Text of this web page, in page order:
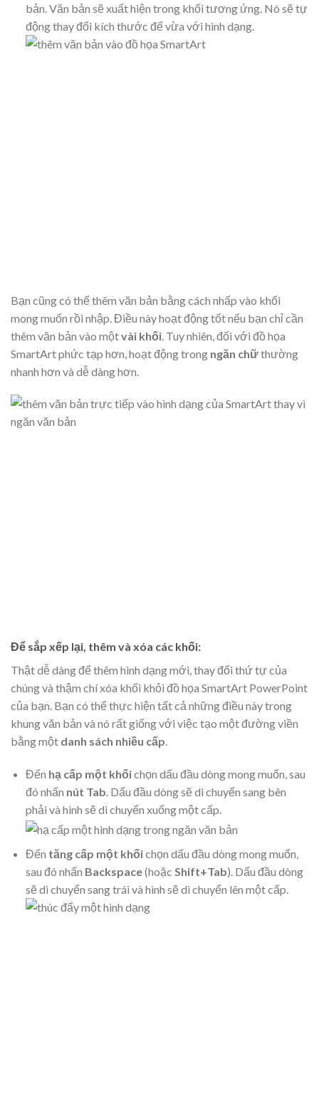
bản. Văn bản sẽ xuất hiện trong khối tương ứng. Nó sẽ tự
động thay đổi kích thước để vừa với hình dạng.
Bạn cũng có thể thêm văn bản bằng cách nhấp vào khối
mong muốn rồi nhập. Điều này hoạt động tốt nếu bạn chỉ cần
thêm văn bản vào mộtvài khối . Tuy nhiên, đối với đồ họa
SmartArt phức tạp hơn, hoạt động trong ngăn chữthường
nhanh hơn và dễ dàng hơn.
Để sắp xếp lại, thêm và xóa các khối:
Thật dễ dàng để thêm hình dạng mới, thay đổi thứ tự của
chúng và thậm chí xóa khối khỏi đồ họa SmartArt PowerPoint
của bạn. Bạn có thể thực hiện tất cả những điều này trong
khung văn bản và nó rất giống với việc tạo một đường viền
bằng một danh sách nhiều cấp.
Đến hạ cấp một khốichọn dấu đầu dòng mong muốn, sau
đó nhấn nút Tab. Dấu đầu dòng sẽ di chuyển sang bên
phải và hình sẽ di chuyển xuống một cấp.
Đến tăng cấp một khốichọn dấu đầu dòng mong muốn,
sau đó nhấn Backspace(hoặc Shift+Tab). Dấu đầu dòng
sẽ di chuyển sang trái và hình sẽ di chuyển lên một cấp.